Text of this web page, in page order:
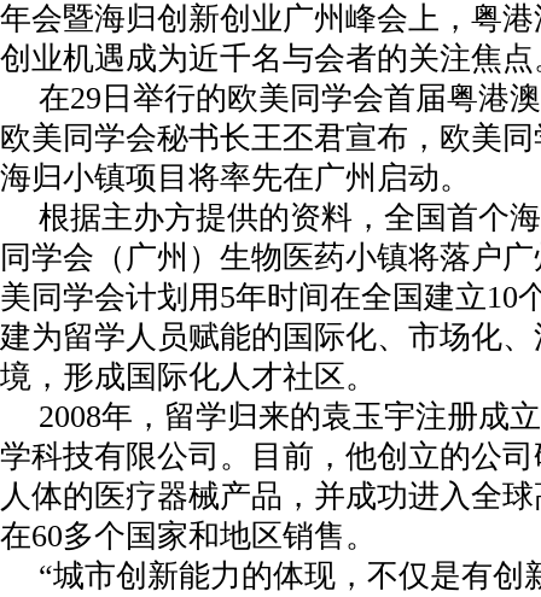
年会暨海归创新创业广州峰会上，粤
创业机遇成为近千名与会者的关注焦点
在29日举行的欧美同学会首届粤港
欧美同学会秘书长王丕君宣布，欧美
海归小镇项目将率先在广州启动。
根据主办方提供的资料，全国首个
同学会（广州）生物医药小镇将落户
美同学会计划用5年时间在全国建立10
建为留学人员赋能的国际化、市场化
境，形成国际化人才社区。
2008年，留学归来的袁玉宇注册成
学科技有限公司。目前，他创立的公
人体的医疗器械产品，并成功进入全
在60多个国家和地区销售。
“城市创新能力的体现，不仅是有创